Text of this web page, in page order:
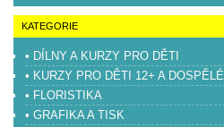
KATEGORIE
• DÍLNY A KURZY PRO DĚTI
• KURZY PRO DĚTI 12+ A DOSPĚLÉ
• FLORISTIKA
• GRAFIKA A TISK